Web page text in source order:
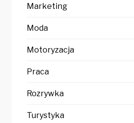
Marketing
Moda
Motoryzacja
Praca
Rozrywka
Turystyka